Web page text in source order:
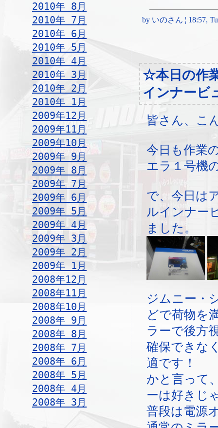
2010年 8月
2010年 7月
2010年 6月
2010年 5月
2010年 4月
2010年 3月
2010年 2月
2010年 1月
2009年12月
2009年11月
2009年10月
2009年 9月
2009年 8月
2009年 7月
2009年 6月
2009年 5月
2009年 4月
2009年 3月
2009年 2月
2009年 1月
2008年12月
2008年11月
2008年10月
2008年 9月
2008年 8月
2008年 7月
2008年 6月
2008年 5月
2008年 4月
2008年 3月
by いのさん ¦ 18:57,
☆本日の作
インナービ
皆さん、こ
今日も作業
エラ１号機
で、今日は
ルインナー
ました。
ジムニー・
どで荷物を
ラーで後方
確保できな
適です！
かと言って
ーは好きじ
普段は電源